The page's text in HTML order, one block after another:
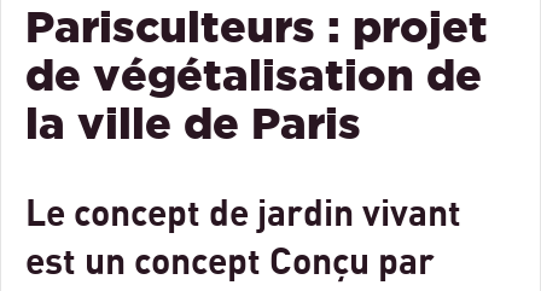
Parisculteurs : projet
de végétalisation de
la ville de Paris
Le concept de jardin vivant
est un concept Conçu par